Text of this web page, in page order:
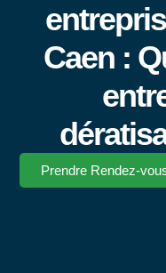
Caen :
Prendre Rendez-